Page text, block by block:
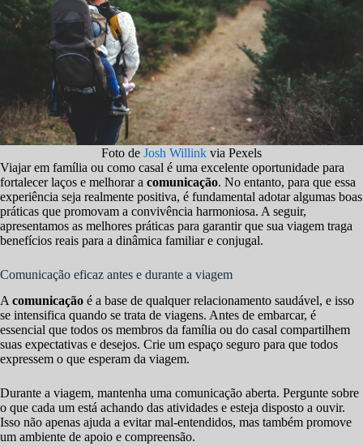
Foto de Josh Willink via Pexels
Viajar em família ou como casal é uma excelente oportunidade para
fortalecer laços e melhorar a comunicação. No entanto, para que essa
experiência seja realmente positiva, é fundamental adotar algumas boas
práticas que promovam a convivência harmoniosa. A seguir,
apresentamos as melhores práticas para garantir que sua viagem traga
benefícios reais para a dinâmica familiar e conjugal.
Comunicação eficaz antes e durante a viagem
Acomunicação é a base de qualquer relacionamento saudável, e isso
se intensifica quando se trata de viagens. Antes de embarcar, é
essencial que todos os membros da família ou do casal compartilhem
suas expectativas e desejos. Crie um espaço seguro para que todos
expressem o que esperam da viagem.
Durante a viagem, mantenha uma comunicação aberta. Pergunte sobre
o que cada um está achando das atividades e esteja disposto a ouvir.
Isso não apenas ajuda a evitar mal-entendidos, mas também promove
um ambiente de apoio e compreensão.